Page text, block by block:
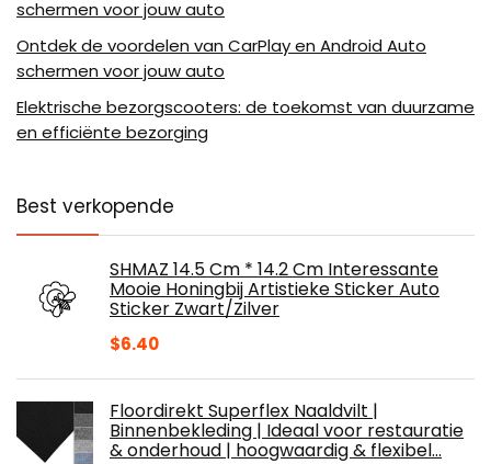
schermen voor jouw auto
Ontdek de voordelen van CarPlay en Android Auto
schermen voor jouw auto
Elektrische bezorgscooters: de toekomst van duurzame
en efficiënte bezorging
Best verkopende
SHMAZ 14.5 Cm * 14.2 Cm Interessante
Mooie Honingbij Artistieke Sticker Auto
Sticker Zwart/Zilver
$6.40
Floordirekt Superflex Naaldvilt |
Binnenbekleding | Ideaal voor restauratie
& onderhoud | hoogwaardig & flexibel…